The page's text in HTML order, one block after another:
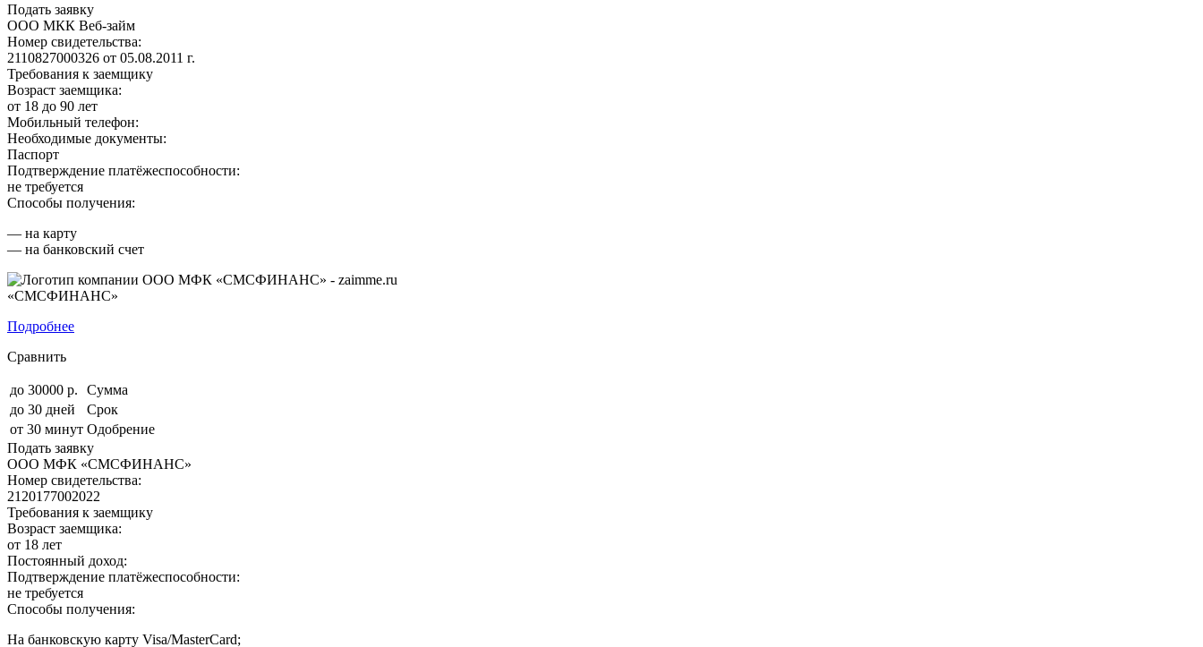
Подать заявку
ООО МКК Веб-займ
Номер свидетельства:
2110827000326 от 05.08.2011 г.
Требования к заемщику
Возраст заемщика:
от 18 до 90 лет
Мобильный телефон:
Необходимые документы:
Паспорт
Подтверждение платёжеспособности:
не требуется
Способы получения:
— на карту
— на банковский счет
«СМСФИНАНС»
Подробнее
Сравнить
до 30000 р.
Сумма
до 30 дней
Срок
от 30 минут Одобрение
Подать заявку
ООО МФК «СМСФИНАНС»
Номер свидетельства:
2120177002022
Требования к заемщику
Возраст заемщика:
от 18 лет
Постоянный доход:
Подтверждение платёжеспособности:
не требуется
Способы получения:
На банковскую карту Visa/MasterCard;